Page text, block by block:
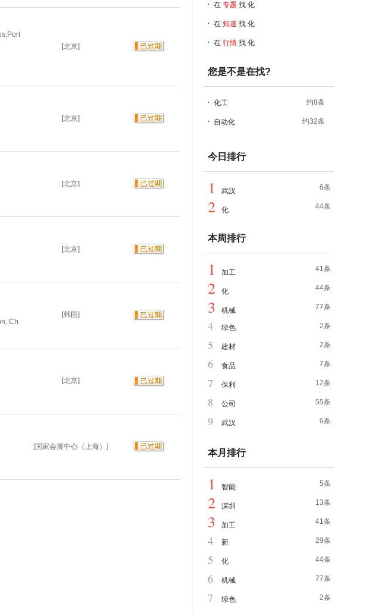
[北京]
[北京]
[北京]
[北京]
Ch
[韩国]
[北京]
[国家会展中心（上海）]
在 专题 找 化
在 知道 找 化
在 行情 找 化
您是不是在找?
约8条
化工
约32条
自动化
今日排行
6条
1
武汉
44条
2 化
本周排行
41条
1
加工
44条
2
化
77条
3
机械
2条
4 绿色
2条
5 建材
7条
6 食品
12条
7 保利
55条
8 公司
6条
9 武汉
本月排行
5条
1
智能
13条
2
深圳
41条
3
加工
29条
4 新
44条
5 化
77条
6 机械
2条
7 绿色